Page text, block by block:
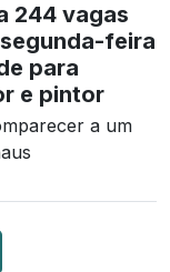
244 vagas
feira
para
e pintor
a um